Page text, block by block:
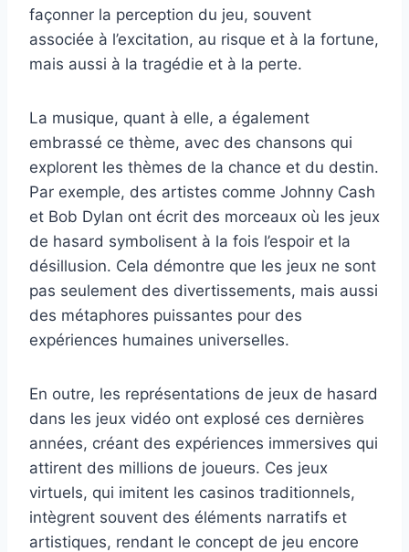
façonner la perception du jeu, souvent
associée à l’excitation, au risque et à la fortune,
mais aussi à la tragédie et à la perte.
La musique, quant à elle, a également
embrassé ce thème, avec des chansons qui
explorent les thèmes de la chance et du destin.
Par exemple, des artistes comme Johnny Cash
et Bob Dylan ont écrit des morceaux où les jeux
de hasard symbolisent à la fois l’espoir et la
désillusion. Cela démontre que les jeux ne sont
pas seulement des divertissements, mais aussi
des métaphores puissantes pour des
expériences humaines universelles.
En outre, les représentations de jeux de hasard
dans les jeux vidéo ont explosé ces dernières
années, créant des expériences immersives qui
attirent des millions de joueurs. Ces jeux
virtuels, qui imitent les casinos traditionnels,
intègrent souvent des éléments narratifs et
artistiques, rendant le concept de jeu encore